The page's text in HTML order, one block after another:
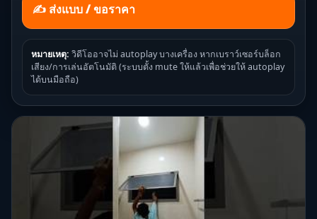
✍ ส่งแบบ / ขอราคา
หมายเหตุ: วิดีโออาจไม่ autoplay บางเครื่อง หากเบราว์เซอร์บล็อก
เสียง/การเล่นอัตโนมัติ (ระบบตั้ง mute ให้แล้วเพื่อช่วยให้ autoplay
ได้บนมือถือ)